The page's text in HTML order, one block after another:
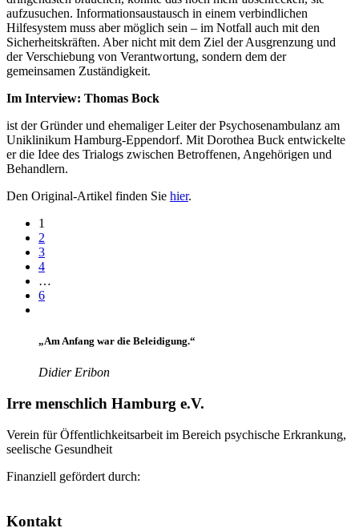
aufzusuchen. Informationsaustausch in einem verbindlichen
Hilfesystem muss aber möglich sein – im Notfall auch mit den
Sicherheitskräften. Aber nicht mit dem Ziel der Ausgrenzung und
der Verschiebung von Verantwortung, sondern dem der
gemeinsamen Zuständigkeit.
Im Interview: Thomas Bock
ist der Gründer und ehemaliger Leiter der Psychosenambulanz am
Uniklinikum Hamburg-Eppendorf. Mit Dorothea Buck entwickelte
er die Idee des Trialogs zwischen Betroffenen, Angehörigen und
Behandlern.
Den Original-Artikel finden Sie hier.
1
2
3
4
…
6
„Am Anfang war die Beleidigung.“
Didier Eribon
Irre menschlich Hamburg e.V.
Verein für Öffentlichkeitsarbeit im Bereich psychische Erkrankung,
seelische Gesundheit
Finanziell gefördert durch:
Kontakt